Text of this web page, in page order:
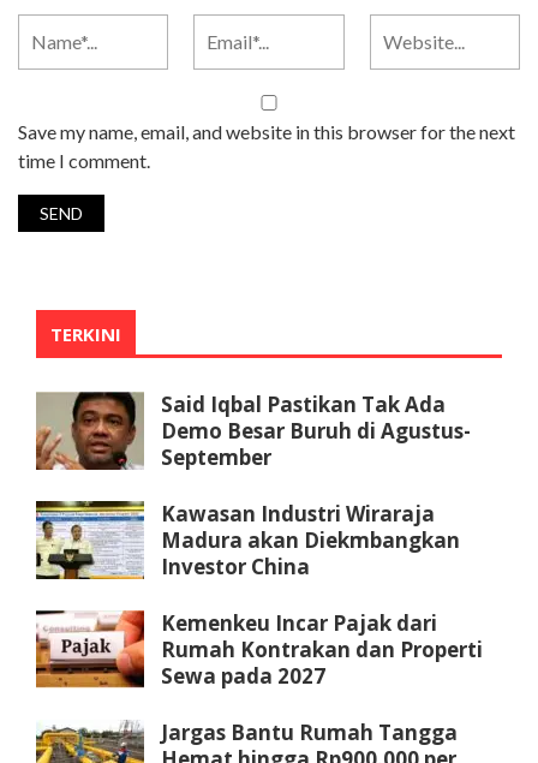
Save my name, email, and website in this browser for the next
time I comment.
TERKINI
Said Iqbal Pastikan Tak Ada
Demo Besar Buruh di Agustus-
September
Kawasan Industri Wiraraja
Madura akan Diekmbangkan
Investor China
Kemenkeu Incar Pajak dari
Rumah Kontrakan dan Properti
Sewa pada 2027
Jargas Bantu Rumah Tangga